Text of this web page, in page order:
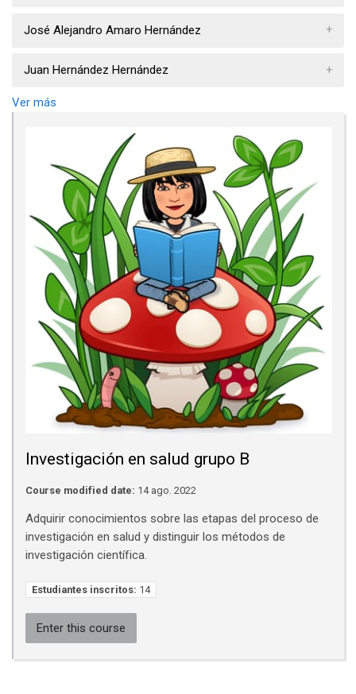
José Alejandro Amaro Hernández
Juan Hernández Hernández
Ver más
Investigación en salud grupo B
Course modified date: 14 ago. 2022
Adquirir conocimientos sobre las etapas del proceso de
investigación en salud y distinguir los métodos de
investigación científica.
Estudiantes inscritos: 14
Enter this course